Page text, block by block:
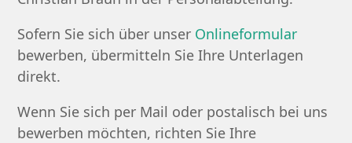
Sofern Sie sich über unser Onlineformular
bewerben, übermitteln Sie Ihre Unterlagen
direkt.
Wenn Sie sich per Mail oder postalisch bei uns
bewerben möchten, richten Sie Ihre